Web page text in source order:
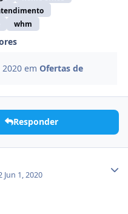
whm
2020 emOfertas de
Responder
Jun 1, 2020